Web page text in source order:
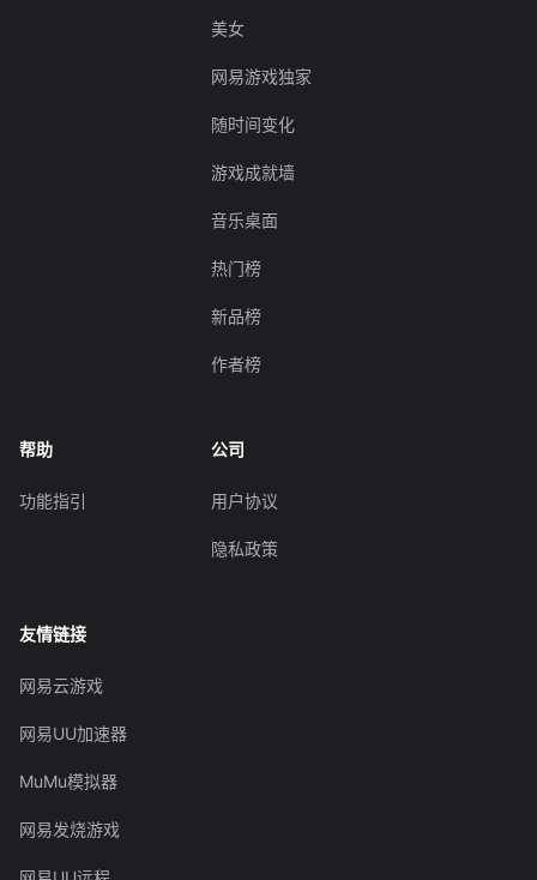
美女
网易游戏独家
随时间变化
游戏成就墙
音乐桌面
热门榜
新品榜
作者榜
帮助
功能指引
公司
用户协议
隐私政策
友情链接
网易云游戏
网易UU加速器
MuMu模拟器
网易发烧游戏